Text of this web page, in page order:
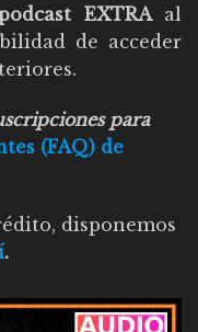
EXTRAal
de acceder
para
(FAQ) de
disponemos
.